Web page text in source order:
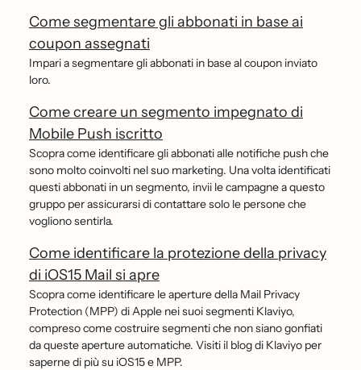
Come segmentare gli abbonati in base ai
coupon assegnati
Impari a segmentare gli abbonati in base al coupon inviato
loro.
Come creare un segmento impegnato di
Mobile Push iscritto
Scopra come identificare gli abbonati alle notifiche push che
sono molto coinvolti nel suo marketing. Una volta identificati
questi abbonati in un segmento, invii le campagne a questo
gruppo per assicurarsi di contattare solo le persone che
vogliono sentirla.
Come identificare la protezione della privacy
di iOS15 Mail si apre
Scopra come identificare le aperture della Mail Privacy
Protection (MPP) di Apple nei suoi segmenti Klaviyo,
compreso come costruire segmenti che non siano gonfiati
da queste aperture automatiche. Visiti il blog di Klaviyo per
saperne di più su iOS15 e MPP.